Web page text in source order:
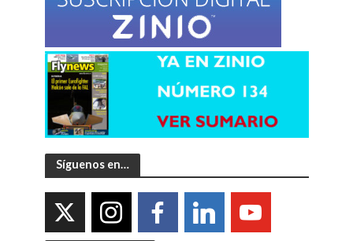
Síguenos en…